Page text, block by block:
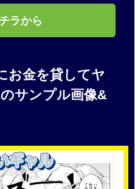
ラから
お金を貸してヤ
サンプル画像&